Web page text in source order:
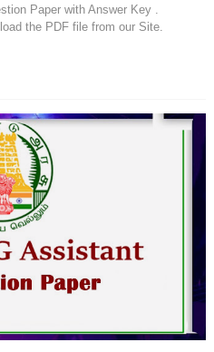
Paper with Answer Key .
the PDF file from our Site.